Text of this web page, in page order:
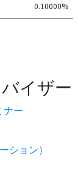
0.10000%
イザー
ナー
ション）